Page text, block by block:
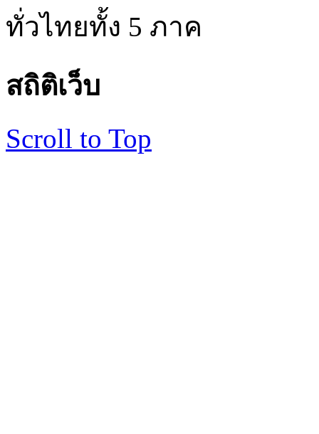
ทั่วไทยทั้ง 5 ภาค
สถิติเว็บ
Scroll to Top